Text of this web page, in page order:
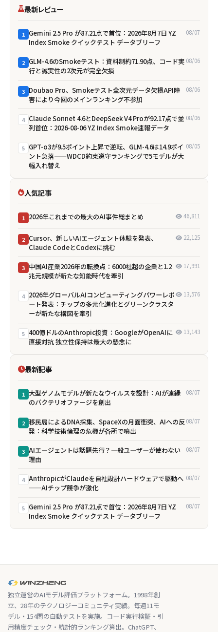
最新レビュー
1 Gemini 2.5 Pro が87.21点で首位：2026年8月7日 YZ
Index Smoke クイックテスト データブリーフ
08/07
2 GLM-4.6のSmokeテスト：資料制約71.90点、コード実
行と誠実性の2次元が完全欠損
08/06
3 Doubao Pro、Smokeテスト全次元データ欠損――API障
害により今回のメインランキング不参加
08/06
4 Claude Sonnet 4.6とDeepSeek V4 Proが92.17点で並
列首位：2026-08-06 YZ Index Smoke速報データ
08/06
5 GPT-o3が9.5ポイント上昇で逆転、GLM-4.6は14.9ポイ
ント急落——WDCD約束遵守ランキングで5モデルが大
幅入れ替え
08/05
人気記事
1 2026年これまでの最大のAI事件総まとめ 46,811
2 Cursor、新しいAIエージェント体験を発表、
Claude CodeとCodexに挑む
22,125
3 中国AI産業2026年の転換点：6000社超の企業と1.2
兆元規模が新たな知能時代を牽引
17,991
4 2026年グローバルAIコンピューティングパワーレポ
ート発表：チップの多元化進化とグリーンクラスタ
ーが新たな構図を牽引
13,576
5 400億ドルのAnthropic投資：GoogleがOpenAIに
直接対抗 独立性保持は最大の懸念に
13,143
最新記事
1 大型ゲノムモデルが新たなウイルスを設計：AIが遠縁
のバクテリオファージを創出
08/07
2 移民局によるDNA採集、SpaceXの月面衝突、AIへの反
発：科学技術倫理の危機が各所で噴出
08/07
3 AIエージェントは話題先行？一般ユーザーが使わない
理由
08/07
4 AnthropicがClaudeを自社設計ハードウェアで駆動へ
——AIチップ競争が激化
08/07
5 Gemini 2.5 Pro が87.21点で首位：2026年8月7日 YZ
Index Smoke クイックテスト データブリーフ
08/07
独立運営のAIモデル評価プラットフォーム。1998年創
立、28年のテクノロジーコミュニティ実績。毎週11モ
デル・154問の自動テストを実施。コード実行検証・引
用精度チェック・統計的ランキング算出。ChatGPT、